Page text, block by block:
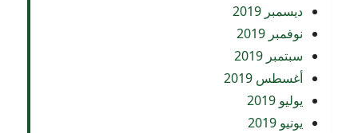
ديسمبر 2019
نوفمبر 2019
سبتمبر 2019
أغسطس 2019
يوليو 2019
يونيو 2019